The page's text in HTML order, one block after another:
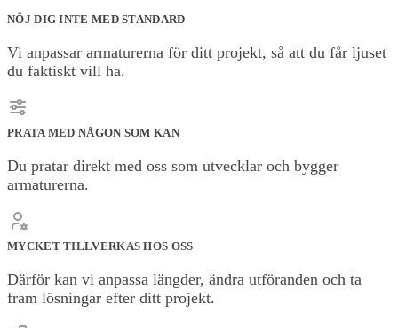
NÖJ DIG INTE MED STANDARD
Vi anpassar armaturerna för ditt projekt, så att du får ljuset
du faktiskt vill ha.
PRATA MED NÅGON SOM KAN
Du pratar direkt med oss som utvecklar och bygger
armaturerna.
MYCKET TILLVERKAS HOS OSS
Därför kan vi anpassa längder, ändra utföranden och ta
fram lösningar efter ditt projekt.